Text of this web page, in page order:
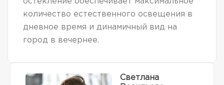
количество естественного освещения в
дневное время и динамичный вид на
город в вечернее.
Светлана